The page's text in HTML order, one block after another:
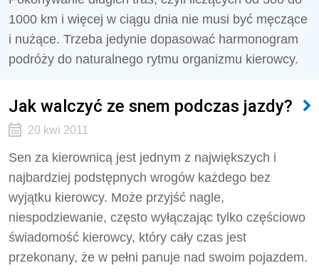
1000 km i więcej w ciągu dnia nie musi być męczące
i nużące. Trzeba jedynie dopasować harmonogram
podróży do naturalnego rytmu organizmu kierowcy.
Jak walczyć ze snem podczas jazdy?
20 kwi 2011
Sen za kierownicą jest jednym z największych i
najbardziej podstępnych wrogów każdego bez
wyjątku kierowcy. Może przyjść nagle,
niespodziewanie, często wyłączając tylko częściowo
świadomość kierowcy, który cały czas jest
przekonany, że w pełni panuje nad swoim pojazdem.